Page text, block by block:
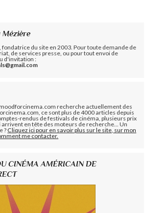
Mézière
, fondatrice du site en 2003. Pour toute demande de
de services presse, ou pour tout envoi de
d'invitation :
recherche actuellement des
ce sont plus de 4000 articles depuis
rendus de festivals de cinéma, plusieurs prix
en tête des moteurs de recherche... Un
?Cliquez ici pour en savoir plus sur le site, sur mon
me contacter.
CINÉMA AMÉRICAIN DE